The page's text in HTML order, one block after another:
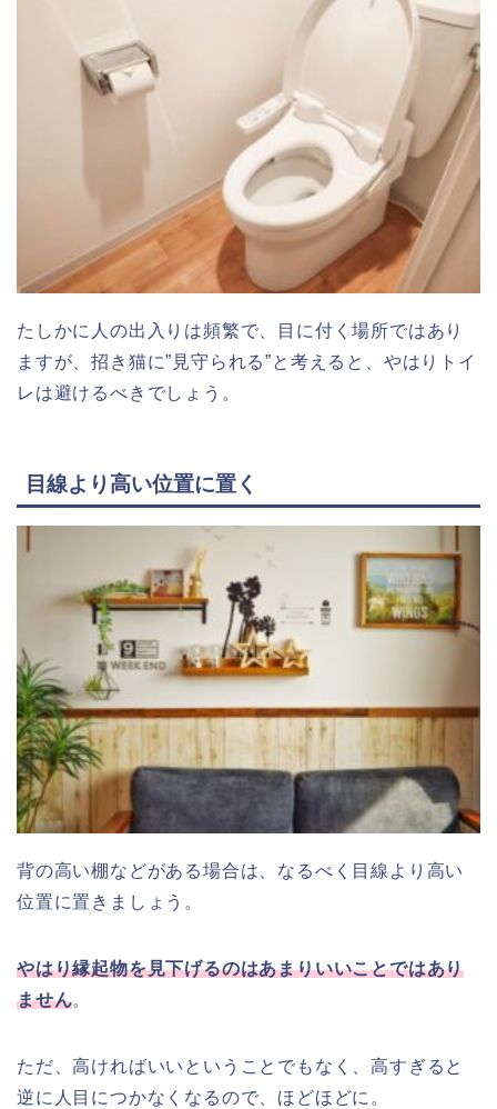
たしかに人の出入りは頻繁で、目に付く場所ではあり
ますが、招き猫に”見守られる”と考えると、やはりトイ
レは避けるべきでしょう。
目線より高い位置に置く
背の高い棚などがある場合は、なるべく目線より高い
位置に置きましょう。
やはり縁起物を見下げるのはあまりいいことではあり
ません。
ただ、高ければいいということでもなく、高すぎると
逆に人目につかなくなるので、ほどほどに。